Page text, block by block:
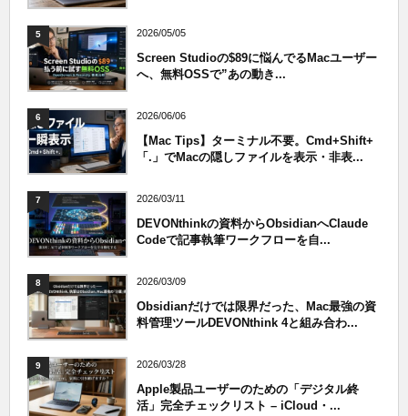
5 2026/05/05
Screen Studioの$89に悩んでるMacユーザー
へ、無料OSSで”あの動き...
6 2026/06/06
【Mac Tips】ターミナル不要。Cmd+Shift+
「.」でMacの隠しファイルを表示・非表...
7 2026/03/11
DEVONthinkの資料からObsidianへClaude
Codeで記事執筆ワークフローを自...
8 2026/03/09
Obsidianだけでは限界だった、Mac最強の資
料管理ツールDEVONthink 4と組み合わ...
9 2026/03/28
Apple製品ユーザーのための「デジタル終
活」完全チェックリスト – iCloud・...